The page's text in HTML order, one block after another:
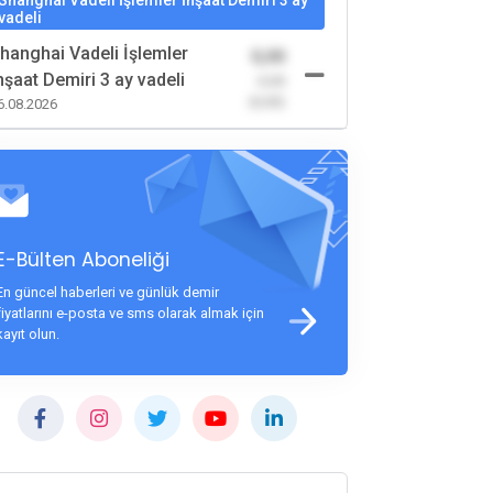
Vadeli İşlemler
Demiri 3 ay vadeli
0,00
Bülten Aboneliği
güncel haberleri ve günlük demir
e-posta ve sms olarak almak için
olun.